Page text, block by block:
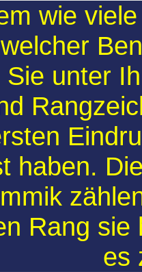
wie
unter
haben.
Rang
es